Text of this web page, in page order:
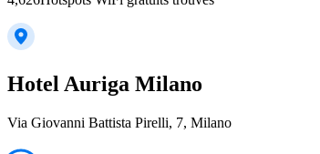
Hotel Auriga Milano
Via Giovanni Battista Pirelli, 7, Milano